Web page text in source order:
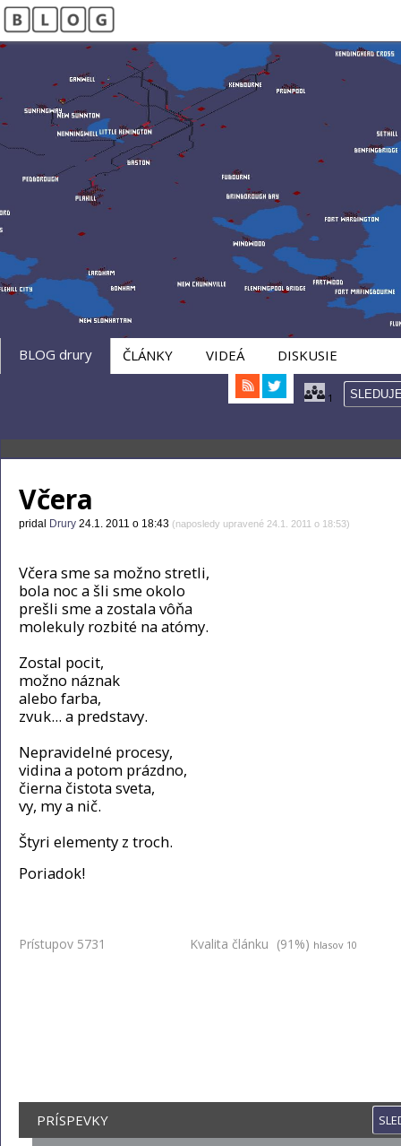
BLOG drury ČLÁNKY VIDEÁ DISKUSIE
1
Včera
pridal Drury 24.1. 2011 o 18:43 (naposledy upravené 24.1. 2011 o 18:53)
Včera sme sa možno stretli,
bola noc a šli sme okolo
prešli sme a zostala vôňa
molekuly rozbité na atómy.
Zostal pocit,
možno náznak
alebo farba,
zvuk... a predstavy.
Nepravidelné procesy,
vidina a potom prázdno,
čierna čistota sveta,
vy, my a nič.
Štyri elementy z troch.
Poriadok!
Prístupov 5731 Kvalita článku (91%) hlasov 10
PRÍSPEVKY